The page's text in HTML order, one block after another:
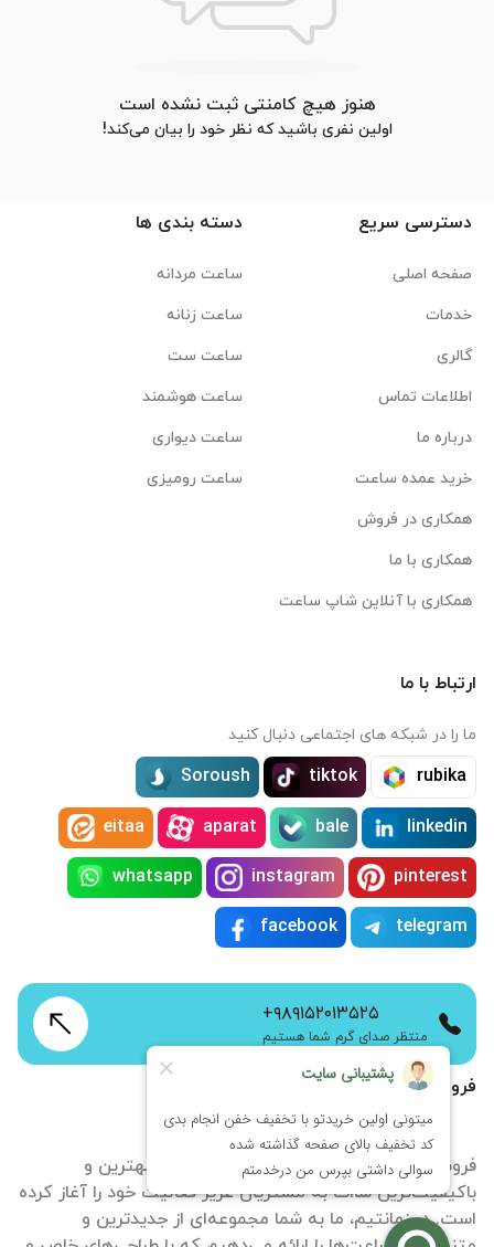
هنوز هیچ کامنتی ثبت نشده است
اولین نفری باشید که نظر خود را بیان می‌کند!
فروشگاه اینترنتی زمانتیم
فروشگاه آنلاین ساعت زمانتیم با هدف ارائه بهترین و
باکیفیت‌ترین ساات‌ به مشتریان عزیز فعالیت خود را آغاز کرده
است. در زمانتیم، ما به شما مجموعه‌ای از جدیدترین و
دسترسی سریع
صفحه اصلی
خدمات
گالری
اطلاعات تماس
درباره ما
خرید عمده ساعت
همکاری در فروش
همکاری با ما
همکاری با آنلاین شاپ ساعت
دسته بندی ها
ساعت مردانه
ساعت زنانه
ساعت ست
ساعت هوشمند
ساعت دیواری
ساعت رومیزی
ارتباط با ما
ما را در شبکه های اجتماعی دنبال کنید
rubika
tiktok
Soroush
linkedin
bale
aparat
eitaa
pinterest
instagram
whatsapp
telegram
facebook
+۹۸۹۱۵۲۰۱۳۵۲۵
منتظر صدای گرم شما هستیم